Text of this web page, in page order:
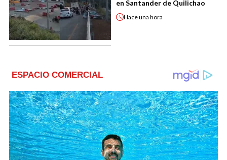
en Santander de Quilichao
Haceuna hora